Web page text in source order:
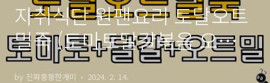
자취식단 원팬요리 토달오트
밀죽 (토마토달걀볶음 오트밀
죽) 만들기
by 진짜뚱뚱한개미 2024. 2. 14.